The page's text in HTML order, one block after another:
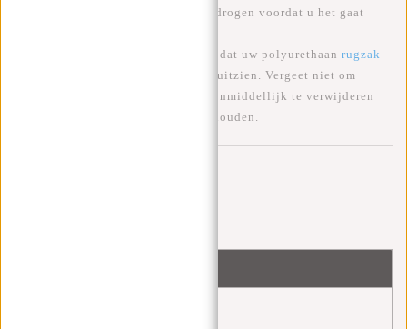
gelijkmatig over de tas en laat het drogen voordat u het gaat
Met deze tips kunt u ervoor zorgen dat uw polyurethaan rugzak
lang meegaat en er als nieuw blijft uitzien. Vergeet niet om
regelmatig te reinigen en vlekken onmiddellijk te verwijderen
om het materiaal in goede staat te houden.